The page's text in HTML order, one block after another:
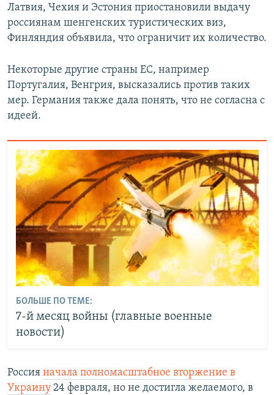
Латвия, Чехия и Эстония приостановили выдачу
россиянам шенгенских туристических виз,
Финляндия объявила, что ограничит их количество.
Некоторые другие страны ЕС, например
Португалия, Венгрия, высказались против таких
мер. Германия также дала понять, что не согласна с
идеей.
БОЛЬШЕ ПО ТЕМЕ:
7-й месяц войны (главные военные
новости)
Россия начала полномасштабное вторжение в
Украину 24 февраля, но не достигла желаемого, в